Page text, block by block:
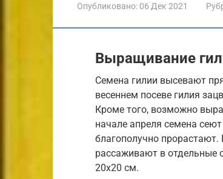
Опубликовано: 06 Дек 2021
Выращивание
Семена гилии высевают
весеннем посеве гилия
Кроме того, возможно
начале апреля семена
благополучно
рассаживают в отдельные
20х20 см.